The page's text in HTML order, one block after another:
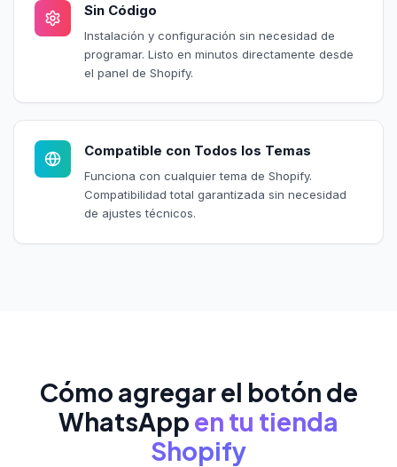
Sin Código
Instalación y configuración sin necesidad de
programar. Listo en minutos directamente desde
el panel de Shopify.
Compatible con Todos los Temas
Funciona con cualquier tema de Shopify.
Compatibilidad total garantizada sin necesidad
de ajustes técnicos.
Cómo agregar el botón de
WhatsApp en tu tienda
Shopify